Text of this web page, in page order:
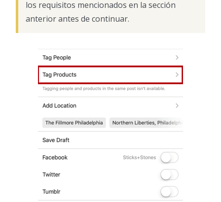
los requisitos mencionados en la sección
anterior antes de continuar.